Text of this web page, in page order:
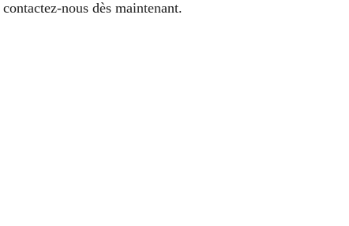
nous dès maintenant.